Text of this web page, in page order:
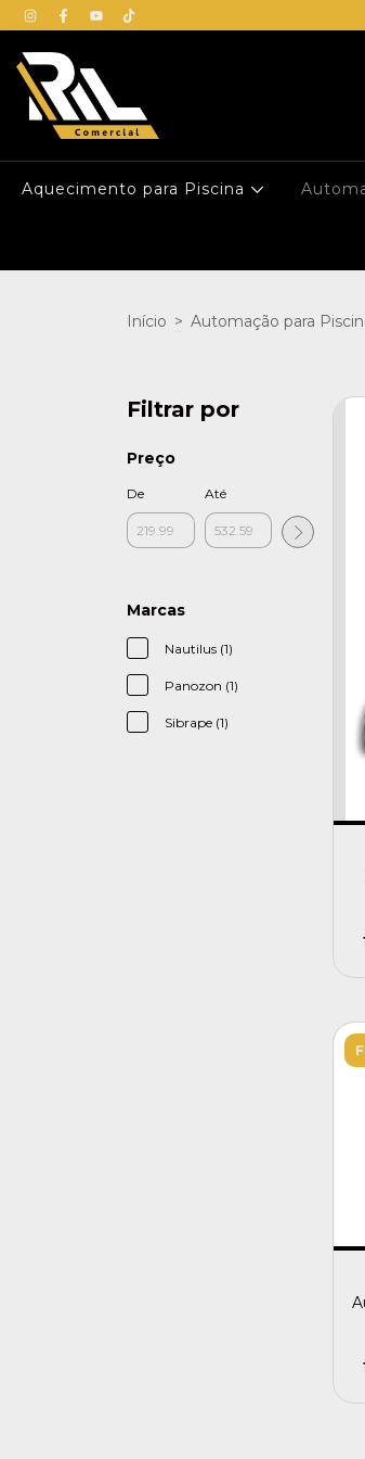
Aquecimento para Piscina
Início > Automação para
Filtrar por
Preço
De Até
Marcas
Nautilus (1)
Panozon (1)
Sibrape (1)